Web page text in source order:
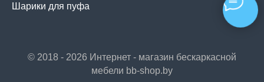
Шарики для пуфа
© 2018 - 2026 Интернет - магазин бескаркасной
мебели bb-shop.by